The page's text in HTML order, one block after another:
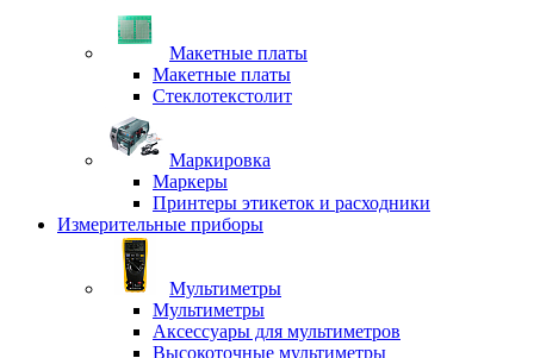
Макетные платы
Макетные платы
Стеклотекстолит
Маркировка
Маркеры
Принтеры этикеток и расходники
Измерительные приборы
Мультиметры
Мультиметры
Аксессуары для мультиметров
Высокоточные мультиметры